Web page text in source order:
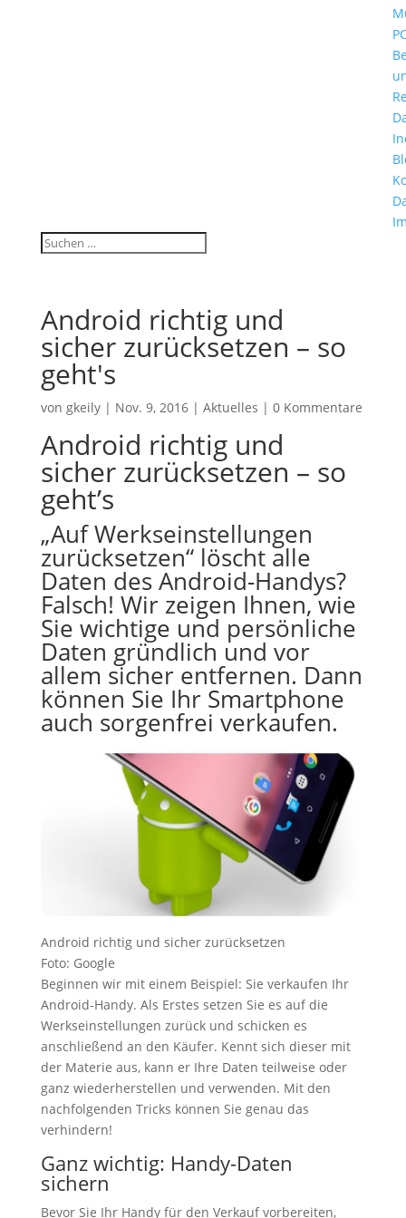
Android richtig und
sicher zurücksetzen – so
geht's
von gkeily| Nov. 9, 2016| Aktuelles | 0 Kommentare
Android richtig und
sicher zurücksetzen – so
geht’s
„Auf Werkseinstellungen
zurücksetzen“ löscht alle
Daten des Android-Handys?
Falsch! Wir zeigen Ihnen, wie
Sie wichtige und persönliche
Daten gründlich und vor
allem sicher entfernen. Dann
können Sie Ihr Smartphone
auch sorgenfrei verkaufen.
Android richtig und sicher zurücksetzen
Foto: Google
Beginnen wir mit einem Beispiel: Sie verkaufen Ihr
Android-Handy. Als Erstes setzen Sie es auf die
Werkseinstellungen zurück und schicken es
anschließend an den Käufer. Kennt sich dieser mit
der Materie aus, kann er Ihre Daten teilweise oder
ganz wiederherstellen und verwenden. Mit den
nachfolgenden Tricks können Sie genau das
verhindern!
Ganz wichtig: Handy-Daten
sichern
Bevor Sie Ihr Handy für den Verkauf vorbereiten,